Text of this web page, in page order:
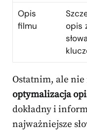
Opis
filmu
opis
Ostatnim, ale
optymalizacja
dokładny i
najważniejsze